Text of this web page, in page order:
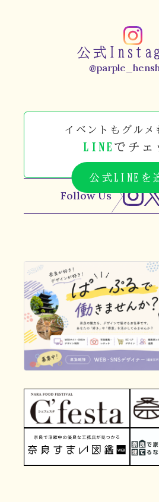
公式
イベントもグルメ
LINE でチェ
公式LINEを
Follow Us